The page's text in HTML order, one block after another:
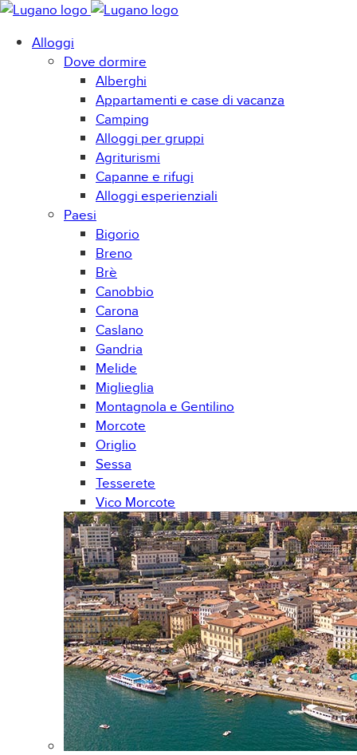
Alloggi
Dove dormire
Alberghi
Appartamenti e case di vacanza
Camping
Alloggi per gruppi
Agriturismi
Capanne e rifugi
Alloggi esperienziali
Paesi
Bigorio
Breno
Brè
Canobbio
Carona
Caslano
Gandria
Melide
Miglieglia
Montagnola e Gentilino
Morcote
Origlio
Sessa
Tesserete
Vico Morcote